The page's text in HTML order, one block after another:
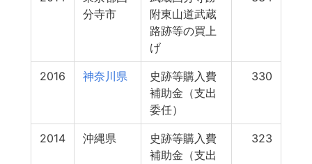
分寺市
附東山道武蔵
路跡等の買上
げ
2016 神奈川県
史跡等購入費
補助金（支出
委任）
330
2014 沖縄県
史跡等購入費
補助金（支出
323